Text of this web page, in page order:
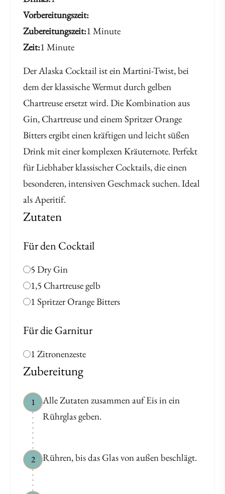
Vorbereitungszeit
Zubereitungszeit 1 Minute
Zeit 1 Minute
Der Alaska Cocktail ist ein Martini-Twist, bei
dem der klassische Wermut durch gelben
Chartreuse ersetzt wird. Die Kombination aus
Gin, Chartreuse und einem Spritzer Orange
Bitters ergibt einen kräftigen und leicht süßen
Drink mit einer komplexen Kräuternote. Perfekt
für Liebhaber klassischer Cocktails, die einen
besonderen, intensiven Geschmack suchen. Ideal
als Aperitif.
Zutaten
Für den Cocktail
5 Dry Gin
1,5 Chartreuse gelb
1 Spritzer Orange Bitters
Für die Garnitur
1 Zitronenzeste
Zubereitung
1
Alle Zutaten zusammen auf Eis in ein
Rührglas geben.
2 Rühren, bis das Glas von außen beschlägt.